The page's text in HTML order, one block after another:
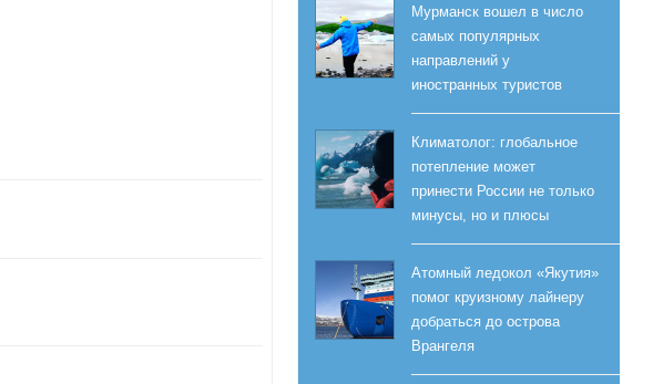
Мурманск вошел в число
самых популярных
направлений у
иностранных туристов
Климатолог: глобальное
потепление может
принести России не только
минусы, но и плюсы
Атомный ледокол «Якутия»
помог круизному лайнеру
добраться до острова
Врангеля